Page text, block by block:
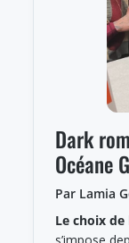
Dark
Océane
Par Lamia
Le choix